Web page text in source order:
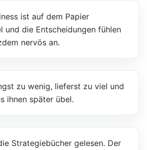
ist auf dem Papier
und die Entscheidungen fühlen
nervös an.
zu wenig, lieferst zu viel und
ihnen später übel.
Strategiebücher gelesen. Der